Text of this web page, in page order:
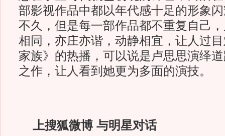
部影视作品中都以年代感十足的形象
不久，但是每一部作品都不重复自己
相同，亦庄亦谐，动静相宜，让人过
家族》的热播，可以说是卢思思演绎
之作，让人看到她更为多面的演技。
上搜狐微博 与明星对话